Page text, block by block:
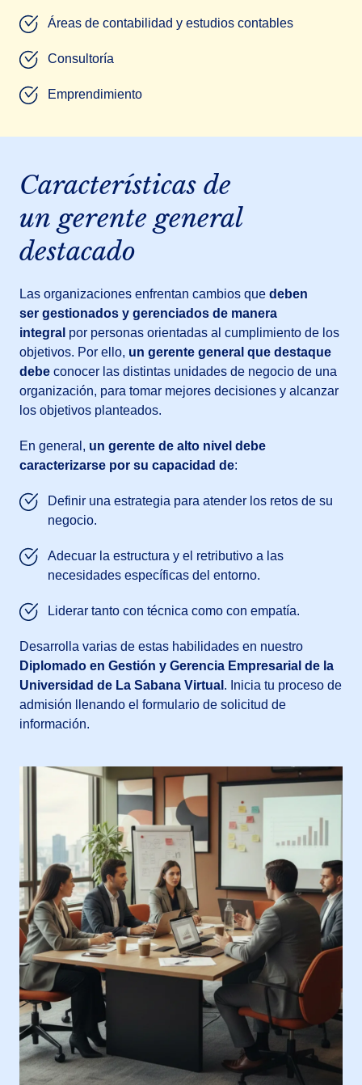
Áreas de contabilidad y estudios contables
Consultoría
Emprendimiento
Características de
un gerente general
destacado
Las organizaciones enfrentan cambios que deben
ser gestionados y gerenciados de manera
integral por personas orientadas al cumplimiento de los
objetivos. Por ello, un gerente general que destaque
debe conocer las distintas unidades de negocio de una
organización, para tomar mejores decisiones y alcanzar
los objetivos planteados.
En general, un gerente de alto nivel debe
caracterizarse por su capacidad de:
Definir una estrategia para atender los retos de su
negocio.
Adecuar la estructura y el retributivo a las
necesidades específicas del entorno.
Liderar tanto con técnica como con empatía.
Desarrolla varias de estas habilidades en nuestro
Diplomado en Gestión y Gerencia Empresarial de la
Universidad de La Sabana Virtual . Inicia tu proceso de
admisión llenando el formulario de solicitud de
información.